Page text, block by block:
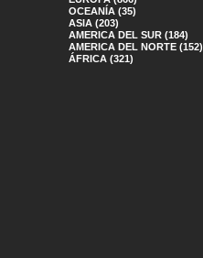
OCEANÍA (35)
ASIA (203)
AMERICA DEL SUR (184)
AMERICA DEL NORTE (152)
ÁFRICA (321)